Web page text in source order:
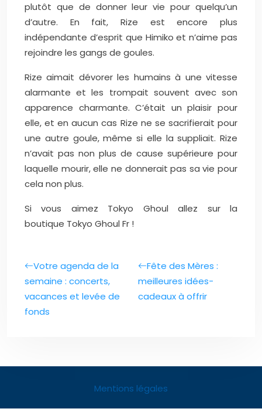
plutôt que de donner leur vie pour quelqu’un
d’autre. En fait, Rize est encore plus
indépendante d’esprit que Himiko et n’aime pas
rejoindre les gangs de goules.
Rize aimait dévorer les humains à une vitesse
alarmante et les trompait souvent avec son
apparence charmante. C’était un plaisir pour
elle, et en aucun cas Rize ne se sacrifierait pour
une autre goule, même si elle la suppliait. Rize
n’avait pas non plus de cause supérieure pour
laquelle mourir, elle ne donnerait pas sa vie pour
cela non plus.
Si vous aimez Tokyo Ghoul allez sur la
boutique Tokyo Ghoul Fr !
Votre agenda de la
semaine : concerts,
vacances et levée de
fonds
Fête des Mères :
meilleures idées-
cadeaux à offrir
Mentions légales